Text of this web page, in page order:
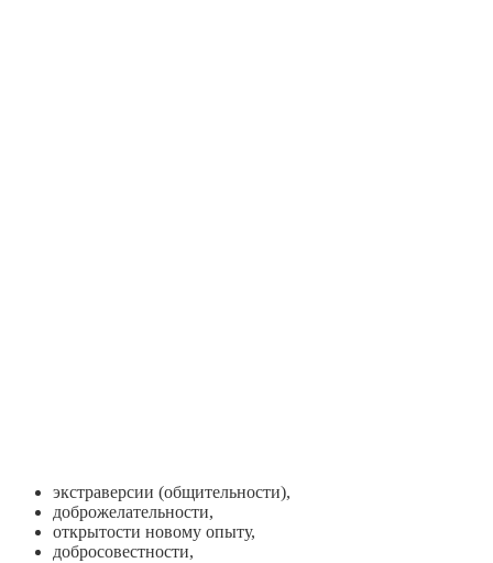
экстраверсии (общительности),
доброжелательности,
открытости новому опыту,
добросовестности,